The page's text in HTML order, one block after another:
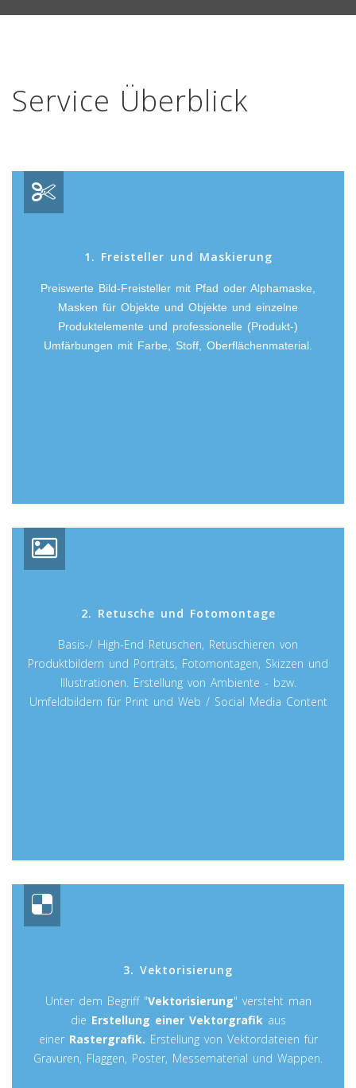
Service Überblick
1. Freisteller und Maskierung
Preiswerte Bild-Freisteller mit Pfad oder Alphamaske,
Masken für Objekte und Objekte und einzelne
Produktelemente und professionelle (Produkt-)
Umfärbungen mit Farbe, Stoff, Oberflächenmaterial.
2. Retusche und Fotomontage
Basis-/ High-End Retuschen, Retuschieren von
Produktbildern und Porträts, Fotomontagen, Skizzen und
Illustrationen. Erstellung von Ambiente - bzw.
Umfeldbildern für Print und Web / Social Media Content
3. Vektorisierung
Unter dem Begriff "Vektorisierung" versteht man
die Erstellung einer Vektorgrafik aus
einer Rastergrafik. Erstellung von Vektordateien für
Gravuren, Flaggen, Poster, Messematerial und Wappen.